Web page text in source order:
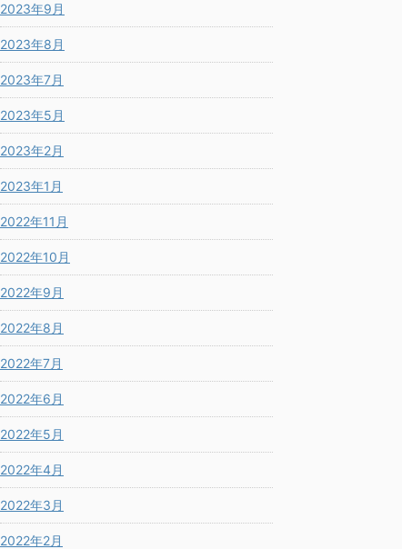
2023年9月
2023年8月
2023年7月
2023年5月
2023年2月
2023年1月
2022年11月
2022年10月
2022年9月
2022年8月
2022年7月
2022年6月
2022年5月
2022年4月
2022年3月
2022年2月